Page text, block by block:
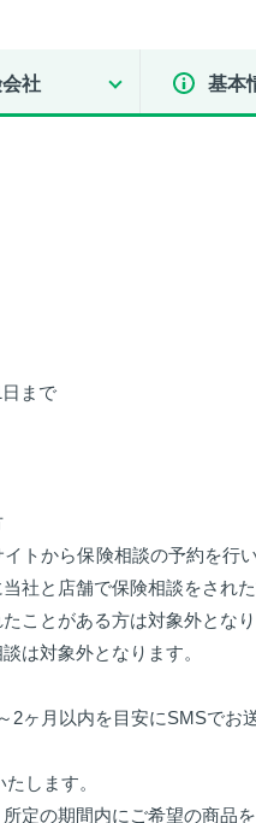
社 基本
まで
トから保険相談の予約を行
社と店舗で保険相談をされ
ことがある方は対象外となり
は対象外となります。
2ヶ月以内を目安にSMSでお
します。
定の期間内にご希望の商品